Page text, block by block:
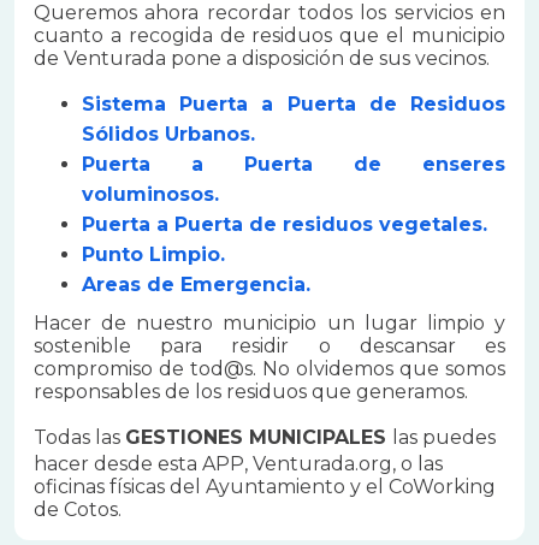
Queremos ahora recordar todos los servicios en
cuanto a recogida de residuos que el municipio
de Venturada pone a disposición de sus vecinos.
Sistema Puerta a Puerta de Residuos
Sólidos Urbanos.
Puerta a Puerta de enseres
voluminosos.
Puerta a Puerta de residuos vegetales.
Punto Limpio.
Areas de Emergencia.
Hacer de nuestro municipio un lugar limpio y
sostenible para residir o descansar es
compromiso de tod@s. No olvidemos que somos
responsables de los residuos que generamos.
Todas las GESTIONES MUNICIPALES las puedes
hacer desde esta APP, Venturada.org, o las
oficinas físicas del Ayuntamiento y el CoWorking
de Cotos.